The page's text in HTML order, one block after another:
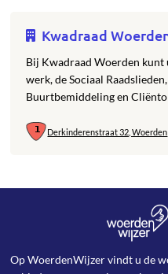
Kwadraad
Bij Kwadraad Woerden
werk, de Sociaal
Buurtbemiddeling en
Derkinderenstraat 32, Woerden
Op WoerdenWijzer vindt u de